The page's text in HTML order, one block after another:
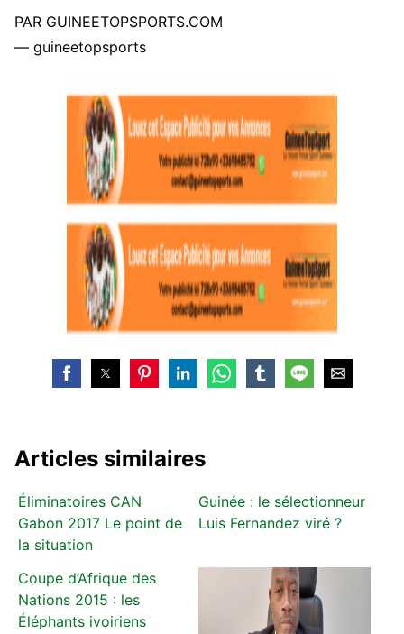
PAR GUINEETOPSPORTS.COM
— guineetopsports
Articles similaires
Éliminatoires CAN
Gabon 2017 Le point de
la situation
Guinée : le sélectionneur
Luis Fernandez viré ?
Coupe d’Afrique des
Nations 2015 : les
Éléphants ivoiriens